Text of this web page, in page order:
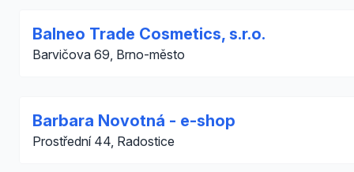
Balneo Trade Cosmetics, s.r.o.
Barvičova 69, Brno-město
Barbara Novotná - e-shop
Prostřední 44, Radostice